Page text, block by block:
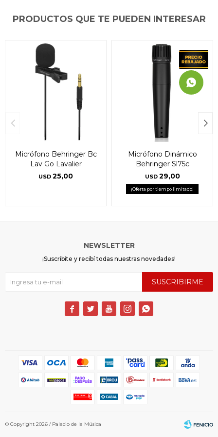
PRODUCTOS QUE TE PUEDEN INTERESAR
Micrófono Behringer Bc
Lav Go Lavalier
USD 25,00
Micrófono Dinámico
Behringer Sl75c
USD 29,00
¡Oferta por tiempo limitado!
NEWSLETTER
¡Suscribite y recibí todas nuestras novedades!
SUSCRIBIRME
    
© Copyright 2026 / Palacio de la Música